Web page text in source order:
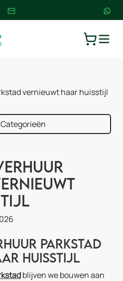
vernieuwt haar huisstijl
Parkstad
huisstijl
blijven we bouwen aan